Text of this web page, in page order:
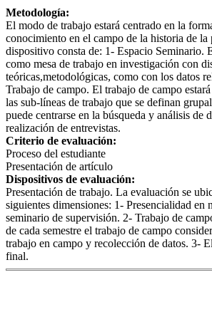
Metodología:
El modo de trabajo estará centrado en la
conocimiento en el campo de la historia de la
dispositivo consta de: 1- Espacio Seminario.
como mesa de trabajo en investigación con
teóricas,metodológicas, como con los datos
Trabajo de campo. El trabajo de campo
las sub-líneas de trabajo que se definan
puede centrarse en la búsqueda y análisis de
realización de entrevistas.
Criterio de evaluación:
Proceso del estudiante
Presentación de artículo
Dispositivos de evaluación:
Presentación de trabajo. La evaluación se
siguientes dimensiones: 1- Presencialidad en
seminario de supervisión. 2- Trabajo de
de cada semestre el trabajo de campo
trabajo en campo y recolección de datos. 3-
final.